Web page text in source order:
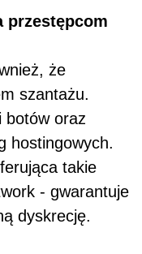
przestępcom
że
szantażu.
botów oraz
hostingowych.
takie
- gwarantuje
dyskrecję.